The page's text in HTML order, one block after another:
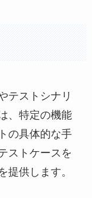
テストシナリ
、特定の機能
の具体的な手
ストケースを
提供します。